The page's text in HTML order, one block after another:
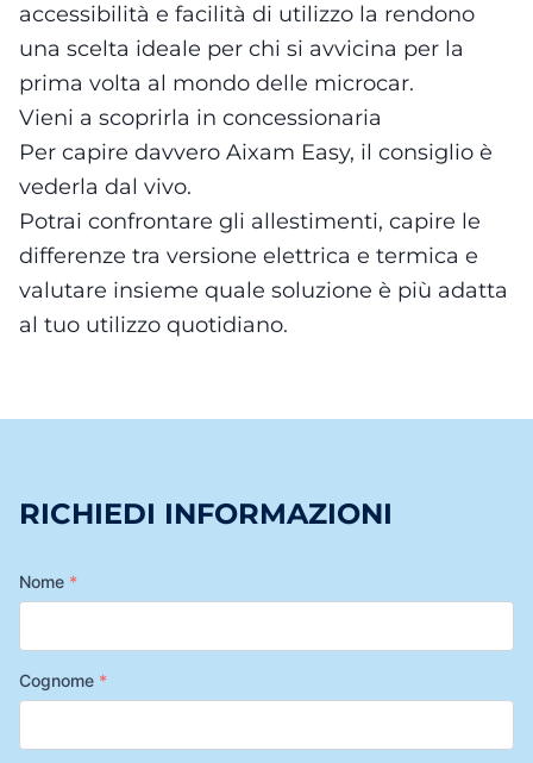
accessibilità e facilità di utilizzo la rendono
una scelta ideale per chi si avvicina per la
prima volta al mondo delle microcar.
Vieni a scoprirla in concessionaria
Per capire davvero Aixam Easy, il consiglio è
vederla dal vivo.
Potrai confrontare gli allestimenti, capire le
differenze tra versione elettrica e termica e
valutare insieme quale soluzione è più adatta
al tuo utilizzo quotidiano.
RICHIEDI INFORMAZIONI
Nome *
Cognome *